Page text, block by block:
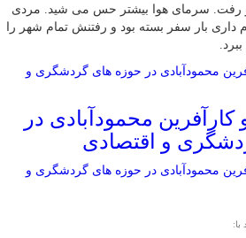
سرمای هوا بیشتر حس می شید. مردی
داری بار سفر بسته بود و رفتنش تمام شهر را
محمودآبادی در
و اقتصادی
با: